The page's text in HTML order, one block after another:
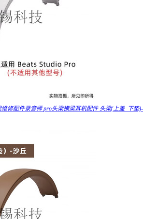
维修配件录音师 pro头梁横梁耳机配件 头梁(上盖_下垫)-